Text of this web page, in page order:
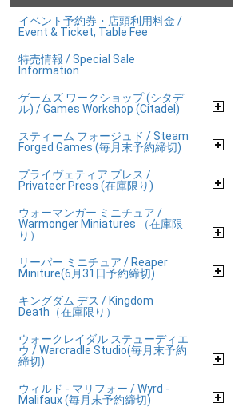
イベント予約券・店頭利用料金 /
Event & Ticket, Table Fee
特売情報 / Special Sale
Information
ゲームズ ワークショップ (シタデ
ル) / Games Workshop (Citadel)
スティーム フォージュド / Steam
Forged Games (毎月末予約締切)
プライヴェティア プレス /
Privateer Press (在庫限り)
ウォーマンガー ミニチュア /
Warmonger Miniatures （在庫限
り）
リーパー ミニチュア / Reaper
Miniture(6月31日予約締切)
キングダム デス / Kingdom
Death（在庫限り）
ウォークレイダル ステューディエ
ウ / Warcradle Studio(毎月末予約
締切)
ウィルド - マリフォー / Wyrd -
Malifaux (毎月末予約締切)